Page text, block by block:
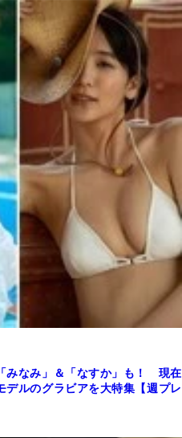
みなみ」＆「なすか」も！ 現在
デルのグラビアを大特集【週プレ